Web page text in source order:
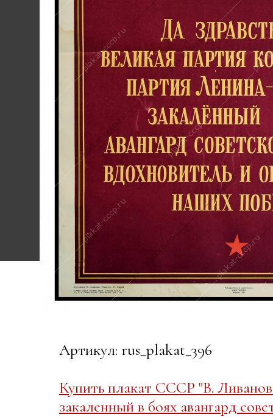
Артикул: rus_plakat_396
Купить плакат СССР "В.
закаленный в боях авангард